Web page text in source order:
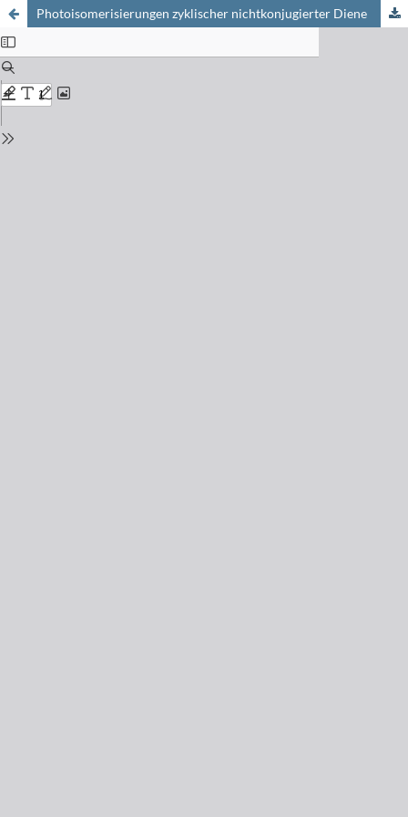
Photoisomerisierungen zyklischer nichtkonjugierter Diene